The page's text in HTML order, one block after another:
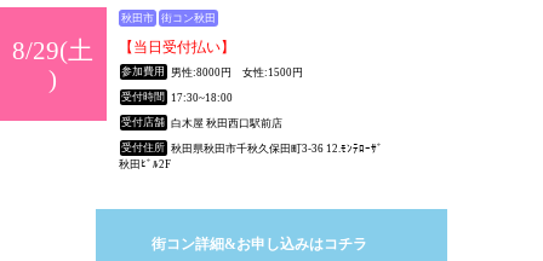
8/29(土
)
秋田市 街コン秋田
【当日受付払い】
参加費用 男性:8000円 女性:1500円
受付時間 17:30~18:00
受付店舗 白木屋 秋田西口駅前店
受付住所 秋田県秋田市千秋久保田町3-36 12.ﾓﾝﾃﾛｰｻﾞ
秋田ﾋﾞﾙ2F
街コン詳細&お申し込みはコチラ